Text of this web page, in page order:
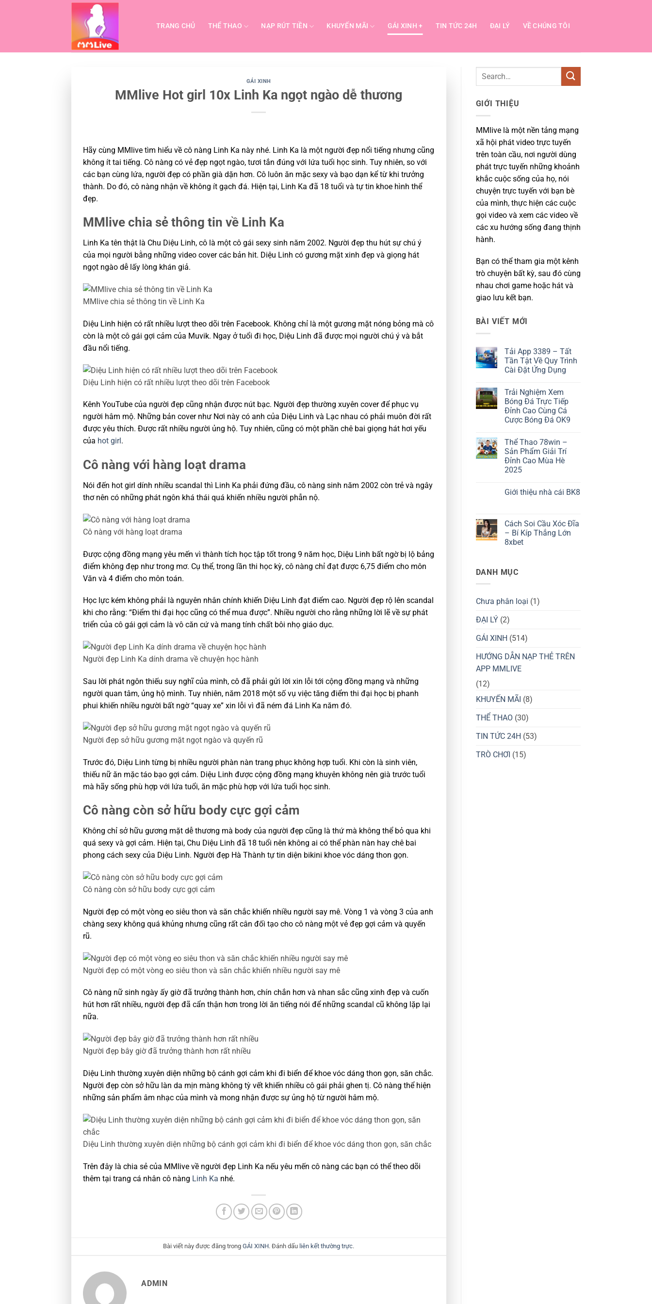
TRANG CHỦ THỂ THAO NẠP RÚT TIỀN KHUYẾN MÃI GÁI XINH + TIN TỨC 24H ĐẠI LÝ VỀ CHÚNG TÔI
GÁI XINH
MMlive Hot girl 10x Linh Ka ngọt ngào dễ thương
Hãy cùng MMlive tìm hiểu về cô nàng Linh Ka này nhé. Linh Ka là một người đẹp nổi tiếng nhưng cũng
không ít tai tiếng. Cô nàng có vẻ đẹp ngọt ngào, tươi tắn đúng với lứa tuổi học sinh. Tuy nhiên, so với
các bạn cùng lứa, người đẹp có phần già dặn hơn. Cô luôn ăn mặc sexy và bạo dạn kể từ khi trưởng
thành. Do đó, cô nàng nhận về không ít gạch đá. Hiện tại, Linh Ka đã 18 tuổi và tự tin khoe hình thể
đẹp.
MMlive chia sẻ thông tin về Linh Ka
Linh Ka tên thật là Chu Diệu Linh, cô là một cô gái sexy sinh năm 2002. Người đẹp thu hút sự chú ý
của mọi người bằng những video cover các bản hit. Diệu Linh có gương mặt xinh đẹp và giọng hát
ngọt ngào dễ lấy lòng khán giả.
MMlive chia sẻ thông tin về Linh Ka
Diệu Linh hiện có rất nhiều lượt theo dõi trên Facebook. Không chỉ là một gương mặt nóng bỏng mà cô
còn là một cô gái gợi cảm của Muvik. Ngay ở tuổi đi học, Diệu Linh đã được mọi người chú ý và bắt
đầu nổi tiếng.
Diệu Linh hiện có rất nhiều lượt theo dõi trên Facebook
Kênh YouTube của người đẹp cũng nhận được nút bạc. Người đẹp thường xuyên cover để phục vụ
người hâm mộ. Những bản cover như Nơi này có anh của Diệu Linh và Lạc nhau có phải muôn đời rất
được yêu thích. Được rất nhiều người ủng hộ. Tuy nhiên, cũng có một phần chê bai giọng hát hơi yếu
của hot girl .
Cô nàng với hàng loạt drama
Nói đến hot girl dính nhiều scandal thì Linh Ka phải đứng đầu, cô nàng sinh năm 2002 còn trẻ và ngây
thơ nên có những phát ngôn khá thái quá khiến nhiều người phẫn nộ.
Cô nàng với hàng loạt drama
Được cộng đồng mạng yêu mến vì thành tích học tập tốt trong 9 năm học, Diệu Linh bất ngờ bị lộ bảng
điểm không đẹp như trong mơ. Cụ thể, trong lần thi học kỳ, cô nàng chỉ đạt được 6,75 điểm cho môn
Văn và 4 điểm cho môn toán.
Học lực kém không phải là nguyên nhân chính khiến Diệu Linh đạt điểm cao. Người đẹp rộ lên scandal
khi cho rằng: “Điểm thi đại học cũng có thể mua được”. Nhiều người cho rằng những lời lẽ về sự phát
triển của cô gái gợi cảm là vô căn cứ và mang tính chất bôi nhọ giáo dục.
Người đẹp Linh Ka dính drama về chuyện học hành
Sau lời phát ngôn thiếu suy nghĩ của mình, cô đã phải gửi lời xin lỗi tới cộng đồng mạng và những
người quan tâm, ủng hộ mình. Tuy nhiên, năm 2018 một số vụ việc tăng điểm thi đại học bị phanh
phui khiến nhiều người bất ngờ “quay xe” xin lỗi vì đã ném đá Linh Ka năm đó.
Người đẹp sở hữu gương mặt ngọt ngào và quyến rũ
Trước đó, Diệu Linh từng bị nhiều người phàn nàn trang phục không hợp tuổi. Khi còn là sinh viên,
thiếu nữ ăn mặc táo bạo gợi cảm. Diệu Linh được cộng đồng mạng khuyên không nên già trước tuổi
mà hãy sống phù hợp với lứa tuổi, ăn mặc phù hợp với lứa tuổi học sinh.
Cô nàng còn sở hữu body cực gợi cảm
Không chỉ sở hữu gương mặt dễ thương mà body của người đẹp cũng là thứ mà không thể bỏ qua khi
quá sexy và gợi cảm. Hiện tại, Chu Diệu Linh đã 18 tuổi nên không ai có thể phàn nàn hay chê bai
phong cách sexy của Diệu Linh. Người đẹp Hà Thành tự tin diện bikini khoe vóc dáng thon gọn.
Cô nàng còn sở hữu body cực gợi cảm
Người đẹp có một vòng eo siêu thon và săn chắc khiến nhiều người say mê. Vòng 1 và vòng 3 của anh
chàng sexy không quá khủng nhưng cũng rất cân đối tạo cho cô nàng một vẻ đẹp gợi cảm và quyến
rũ.
Người đẹp có một vòng eo siêu thon và săn chắc khiến nhiều người say mê
Cô nàng nữ sinh ngày ấy giờ đã trưởng thành hơn, chín chắn hơn và nhan sắc cũng xinh đẹp và cuốn
hút hơn rất nhiều, người đẹp đã cẩn thận hơn trong lời ăn tiếng nói để những scandal cũ không lặp lại
nữa.
Người đẹp bây giờ đã trưởng thành hơn rất nhiều
Diệu Linh thường xuyên diện những bộ cánh gợi cảm khi đi biển để khoe vóc dáng thon gọn, săn chắc.
Người đẹp còn sở hữu làn da mịn màng không tỳ vết khiến nhiều cô gái phải ghen tị. Cô nàng thể hiện
những sản phẩm âm nhạc của mình và mong nhận được sự ủng hộ từ người hâm mộ.
Diệu Linh thường xuyên diện những bộ cánh gợi cảm khi đi biển để khoe vóc dáng thon gọn, săn chắc
Trên đây là chia sẻ của MMlive về người đẹp Linh Ka nếu yêu mến cô nàng các bạn có thể theo dõi
thêm tại trang cá nhân cô nàng Linh Ka nhé.
Bài viết này được đăng trongGÁI XINH. Đánh dấu liên kết thường trực.
ADMIN
GIỚI THIỆU
MMlive là một nền tảng mạng
xã hội phát video trực tuyến
trên toàn cầu, nơi người dùng
phát trực tuyến những khoảnh
khắc cuộc sống của họ, nói
chuyện trực tuyến với bạn bè
của mình, thực hiện các cuộc
gọi video và xem các video về
các xu hướng sống đang thịnh
hành.
Bạn có thể tham gia một kênh
trò chuyện bất kỳ, sau đó cùng
nhau chơi game hoặc hát và
giao lưu kết bạn.
BÀI VIẾT MỚI
Tải App 3389 – Tất
Tần Tật Về Quy Trình
Cài Đặt Ứng Dụng
bình
luận
ở
Tải
App
3389
Tần
Tật
Về
Quy
Trình
Cài
Dụng
Trải Nghiệm Xem
Bóng Đá Trực Tiếp
Đỉnh Cao Cùng Cá
Cược Bóng Đá OK9
bình
luận
ở
Trải
Nghiệm
Xem
Trực
Cá
Cược
Bóng
Đá
Thể Thao 78win –
Sản Phẩm Giải Trí
Đỉnh Cao Mùa Hè
2025
bình
78win
Sản
Phẩm
Cao
Mùa
Giới thiệu nhà cái BK8
luận
ở
Giới
thiệu
nhà
Cách Soi Cầu Xóc Đĩa
– Bí Kíp Thắng Lớn
8xbet
luận
ở
Xóc
Bí
Thắng
Lớn
DANH MỤC
Chưa phân loại (1)
ĐẠI LÝ(2)
GÁI XINH (514)
HƯỚNG DẪN NẠP THẺ TRÊN
APP MMLIVE
(12)
KHUYẾN MÃI (8)
THỂ THAO (30)
TIN TỨC 24H (53)
TRÒ CHƠI (15)